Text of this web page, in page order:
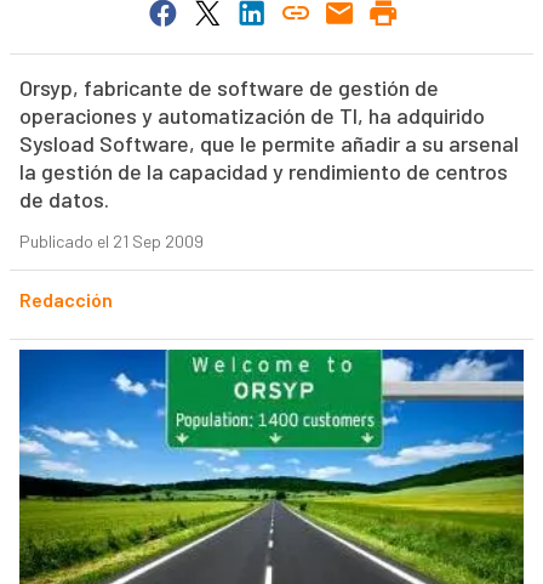
Orsyp, fabricante de software de gestión de
operaciones y automatización de TI, ha adquirido
Sysload Software, que le permite añadir a su arsenal
la gestión de la capacidad y rendimiento de centros
de datos.
Publicado el 21 Sep 2009
Redacción